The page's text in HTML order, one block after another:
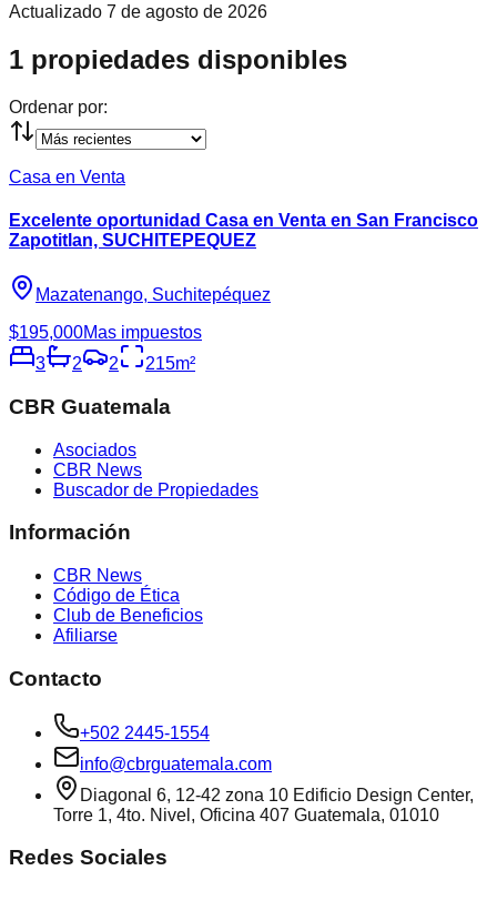
Actualizado 7 de agosto de 2026
1 propiedades disponibles
Ordenar por:
Casa en Venta
Excelente oportunidad Casa en Venta en San Francisco
Zapotitlan, SUCHITEPEQUEZ
Mazatenango, Suchitepéquez
$195,000Mas impuestos
3
2 2 215m²
CBR Guatemala
Asociados
CBR News
Buscador de Propiedades
Información
CBR News
Código de Ética
Club de Beneficios
Afiliarse
Contacto
+502 2445-1554
info@cbrguatemala.com
Diagonal 6, 12-42 zona 10 Edificio Design Center,
Torre 1, 4to. Nivel, Oficina 407 Guatemala, 01010
Redes Sociales